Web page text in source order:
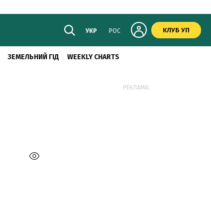
УКР РОС КЛУБ УП
ЗЕМЕЛЬНИЙ ГІД WEEKLY CHARTS
РЕКЛАМА: